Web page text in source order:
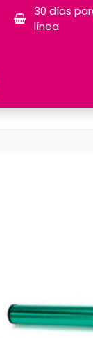
30 días
línea